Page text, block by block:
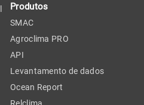
Produtos
SMAC
Agroclima PRO
API
Levantamento de dados
Ocean Report